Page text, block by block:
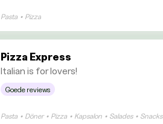
Pasta • Pizza
Pizza Express
Italian is for lovers!
Goede reviews
Pasta • Döner • Pizza • Kapsalon • Salades • Snacks